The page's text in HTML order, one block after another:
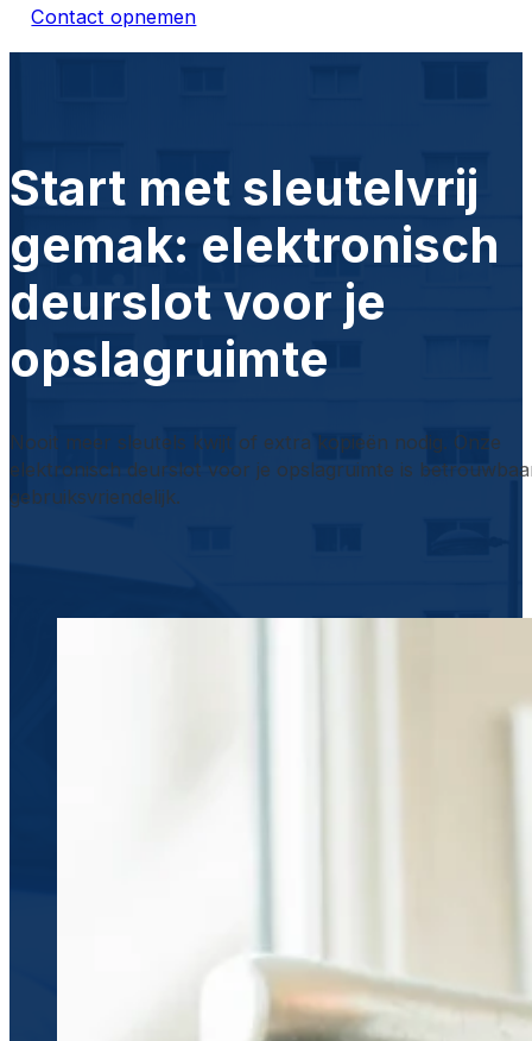
Contact opnemen
Start met sleutelvrij
gemak: elektronisch
deurslot voor je
opslagruimte
Nooit meer sleutels kwijt of extra kopieën nodig. Onze
elektronisch deurslot voor je opslagruimte is
gebruiksvriendelijk.